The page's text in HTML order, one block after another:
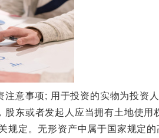
事项; 用于投资的实物为投资
东或者发起人应当拥有土地使用
定。无形资产中属于国家规定